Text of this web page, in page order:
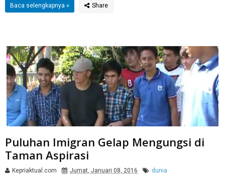
Baca selengkapnya »
Puluhan Imigran Gelap Mengungsi di
Taman Aspirasi
Kepriaktual.com Jumat, Januari 08, 2016 dunia